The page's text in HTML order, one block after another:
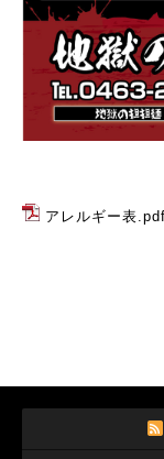
アレルギー表.pdf